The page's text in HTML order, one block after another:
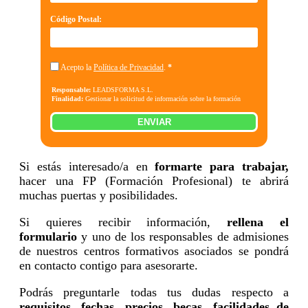
Código Postal:
Acepto la Política de Privacidad. *
Responsable: LEADSFORMA S.L.
Finalidad: Gestionar la solicitud de información sobre la formación
comunicar los datos al centro de formación correspondiente para que
pueda contactar e informar por teléfono, correo electrónico, SMS,
WhatsApp u otros medios electrónicos equivalentes.
universidades o centros formativos privados y/o públicos que impartan la
formación solicitada.
Derechos:
Acceder, rectificar y suprimir los datos, así como otros
derechos, como se explica en la información adicional.
Información adicional:Puede consultar la información detallada en
ENVIAR
Si estás interesado/a enformarte para trabajar,
hacer una FP (Formación Profesional) te abrirá
muchas puertas y posibilidades.
Si quieres recibir información,rellena el
formulario y uno de los responsables de admisiones
de nuestros centros formativos asociados se pondrá
en contacto contigo para asesorarte.
Podrás preguntarle todas tus dudas respecto a